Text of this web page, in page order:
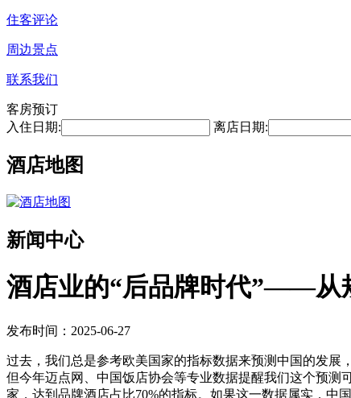
住客评论
周边景点
联系我们
客房预订
入住日期:
离店日期:
酒店地图
新闻中心
酒店业的“后品牌时代”——从
发布时间：2025-06-27
过去，我们总是参考欧美国家的指标数据来预测中国的发
但今年迈点网、中国饭店协会等专业数据提醒我们这个预测
家，达到品牌酒店占比70%的指标。如果这一数据属实，中